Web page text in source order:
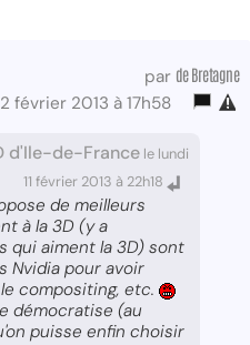
par de Bretagne
février 2013 à 17h58
d'Ile-de-France le lundi
11 février 2013 à 22h18
de meilleurs
à la 3D (y a
qui aiment la 3D) sont
Nvidia pour avoir
compositing, etc.
démocratise (au
puisse enfin choisir